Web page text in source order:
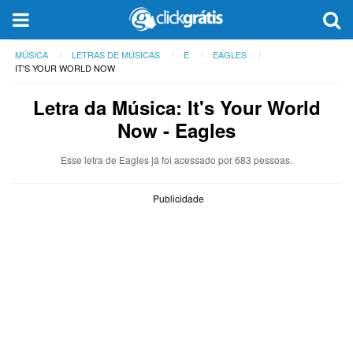
MÚSICA LETRAS DE MÚSICAS E
EAGLES
IT'S YOUR WORLD NOW
Letra da Música: It's Your World
Now - Eagles
Esse letra de Eagles já foi acessado por 683 pessoas.
Publicidade